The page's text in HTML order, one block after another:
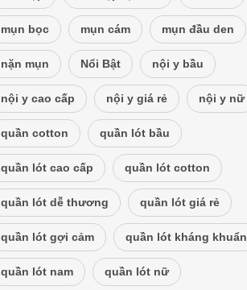
mụn bọc mụn cám mụn đầu den
nặn mụn Nổi Bật nội y bầu
nội y cao cấp nội y giá rẻ nội y nữ
quần cotton quần lót bầu
quần lót cao cấp quần lót cotton
quần lót dễ thương quần lót giá rẻ
quần lót gợi cảm quần lót kháng khuẩn
quần lót nam quần lót nữ